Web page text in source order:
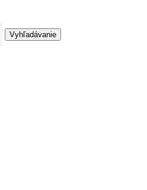
Vyhľadávanie